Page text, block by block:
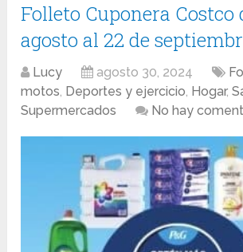
Folleto Cuponera Costco
agosto al 22 de
Lucy agosto 30, 2024
motos, Deportes y ejercicio, Hogar,
Supermercados
No hay